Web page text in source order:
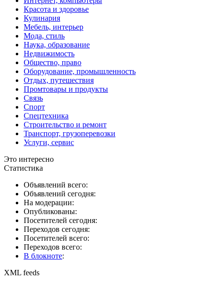
Красота и здоровье
Кулинария
Мебель, интерьер
Мода, стиль
Наука, образование
Недвижимость
Общество, право
Оборудование, промышленность
Отдых, путешествия
Промтовары и продукты
Связь
Спорт
Спецтехника
Строительство и ремонт
Транспорт, грузоперевозки
Услуги, сервис
Это интересно
Статистика
Объявлений всего:
Объявлений сегодня:
На модерации:
Опубликованы:
Посетителей сегодня:
Переходов сегодня:
Посетителей всего:
Переходов всего:
В блокноте:
XML feeds